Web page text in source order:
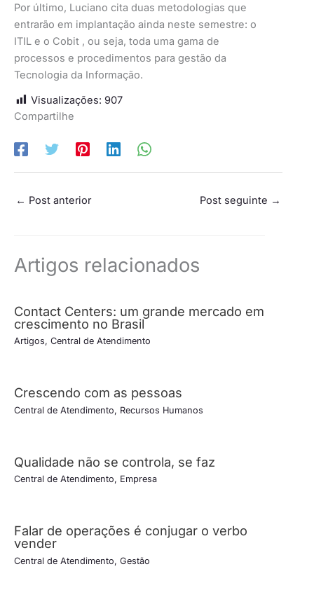
Por último, Luciano cita duas metodologias que
entrarão em implantação ainda neste semestre: o
ITIL e o Cobit , ou seja, toda uma gama de
processos e procedimentos para gestão da
Tecnologia da Informação.
Visualizações: 907
Compartilhe
← Post anterior Post seguinte →
Artigos relacionados
Contact Centers: um grande mercado em
crescimento no Brasil
Artigos, Central de Atendimento
Crescendo com as pessoas
Central de Atendimento, Recursos Humanos
Qualidade não se controla, se faz
Central de Atendimento, Empresa
Falar de operações é conjugar o verbo
vender
Central de Atendimento, Gestão